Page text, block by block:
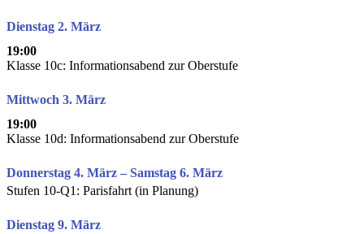
Dienstag 2. März
19:00
Klasse 10c: Informationsabend zur Oberstufe
Mittwoch 3. März
19:00
Klasse 10d: Informationsabend zur Oberstufe
Donnerstag 4. März – Samstag 6. März
Stufen 10-Q1: Parisfahrt (in Planung)
Dienstag 9. März